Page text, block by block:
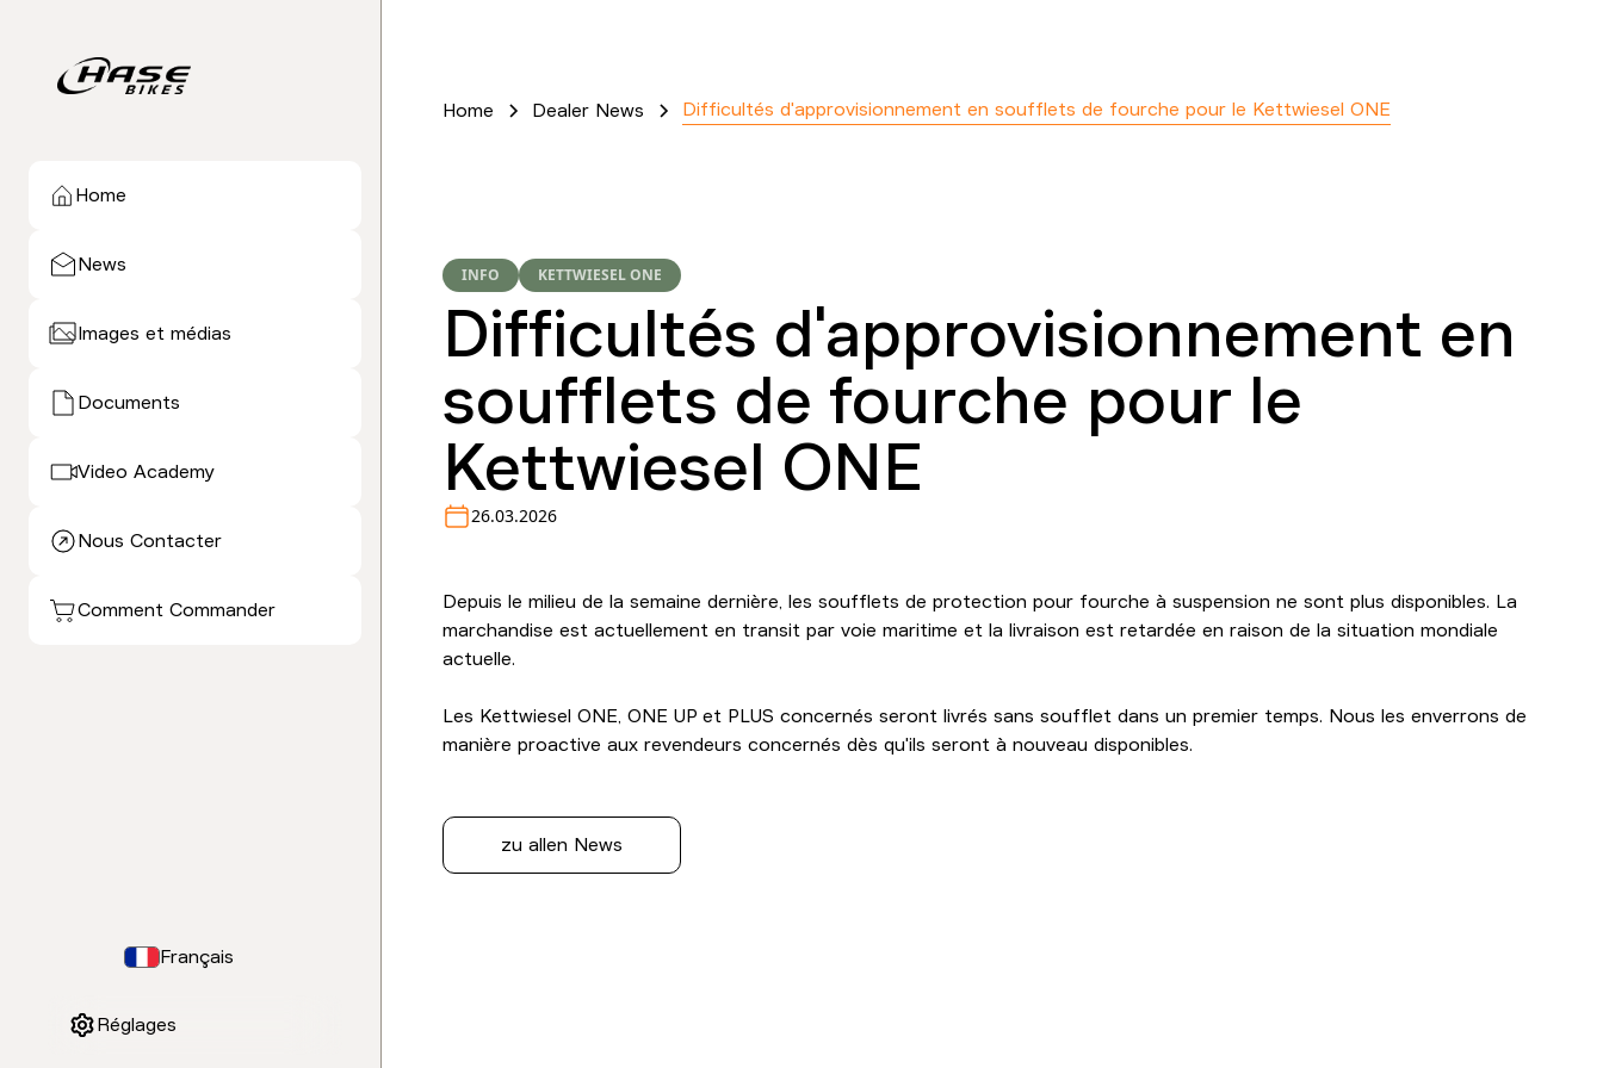
Home
News
Images et médias
Documents
Video Academy
Nous Contacter
Comment Commander
Français
Réglages
Home Dealer News Difficultés d'approvisionnement en soufflets de fourche pour le Kettwiesel ONE
INFO KETTWIESEL ONE
Difficultés d'approvisionnement en
soufflets de fourche pour le
Kettwiesel ONE
26.03.2026
Depuis le milieu de la semaine dernière, les soufflets de protection pour fourche à suspension ne sont plus disponibles. La
marchandise est actuellement en transit par voie maritime et la livraison est retardée en raison de la situation mondiale
actuelle.
Les Kettwiesel ONE, ONE UP et PLUS concernés seront livrés sans soufflet dans un premier temps. Nous les enverrons de
manière proactive aux revendeurs concernés dès qu'ils seront à nouveau disponibles.
zu allen News